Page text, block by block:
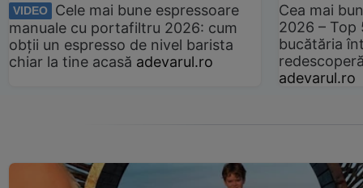
VIDEO
Cele mai bune espressoare
manuale cu portafiltru 2026: cum
obții un espresso de nivel barista
chiar la tine acasă adevarul.ro
Cea mai
2026 –
bucătăria
adevarul.ro